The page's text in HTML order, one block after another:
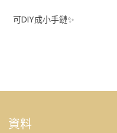
可DIY成小手鏈✨
資料